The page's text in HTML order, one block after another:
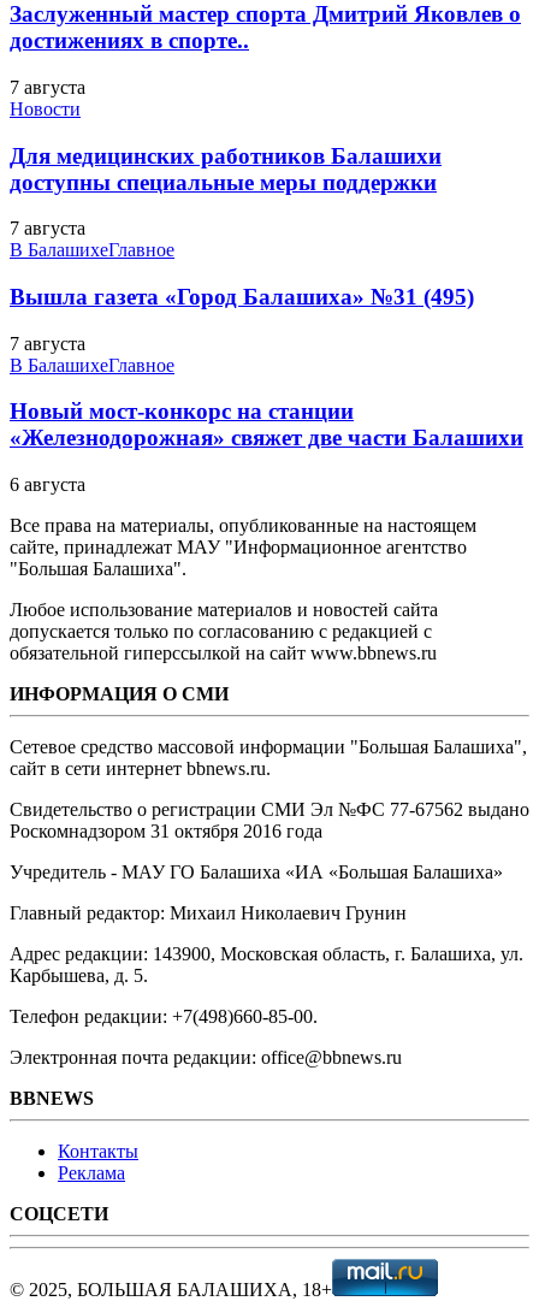
Заслуженный мастер спорта Дмитрий Яковлев о
достижениях в спорте..
7 августа
Новости
Для медицинских работников Балашихи
доступны специальные меры поддержки
7 августа
В БалашихеГлавное
Вышла газета «Город Балашиха» №31 (495)
7 августа
В БалашихеГлавное
Новый мост-конкорс на станции
«Железнодорожная» свяжет две части Балашихи
6 августа
Все права на материалы, опубликованные на настоящем
сайте, принадлежат МАУ "Информационное агентство
"Большая Балашиха".
Любое использование материалов и новостей сайта
допускается только по согласованию с редакцией с
обязательной гиперссылкой на сайт www.bbnews.ru
ИНФОРМАЦИЯ О СМИ
Сетевое средство массовой информации "Большая Балашиха",
сайт в сети интернет bbnews.ru.
Свидетельство о регистрации СМИ Эл №ФС ‎77-67562 выдано
Роскомнадзором 31 октября 2016 года
Учредитель - МАУ ГО Балашиха «ИА «Большая Балашиха»
Главный редактор: Михаил Николаевич Грунин
Адрес редакции: 143900, Московская область, г. Балашиха, ул.
Карбышева, д. 5.
Телефон редакции: +7(498)660-85-00.
Электронная почта редакции: office@bbnews.ru
BBNEWS
Контакты
Реклама
СОЦСЕТИ
© 2025, БОЛЬШАЯ БАЛАШИХА, 18+